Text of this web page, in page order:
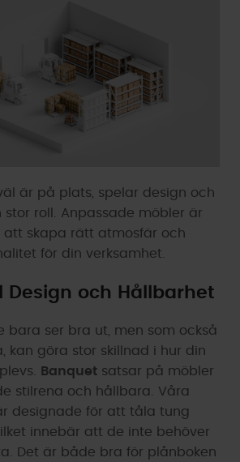
är på plats, spelar design och
stor roll. Anpassade möbler är
att skapa rätt atmosfär och
för din verksamhet.
Design och Hållbarhet
bara ser bra ut, men som också
kan göra stor skillnad i hur din
Banquetsatsar på möbler
stilrena och hållbara. Våra
designade för att tåla tung
innebär att de inte behöver
Det är både bra för plånboken